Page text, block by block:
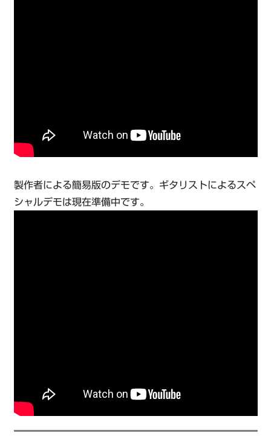
製作者による簡易版のデモです。ギタリストによるスペ
シャルデモは現在準備中です。